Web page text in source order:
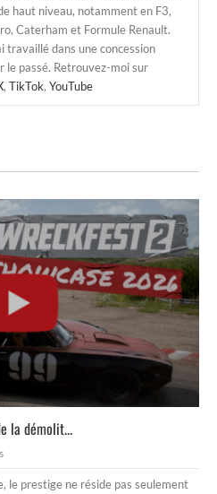
haut niveau, notamment en F3,
Caterham et Formule Renault.
travaillé dans une concession
le passé. Retrouvez-moi sur
, TikTok, YouTube
la démolit...
le prestige ne réside pas seulement